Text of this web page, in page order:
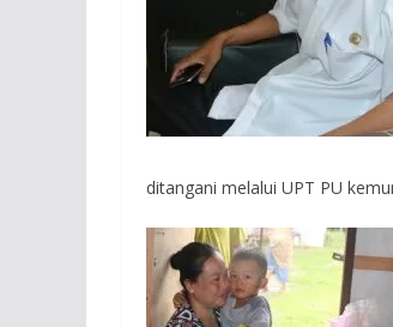
ditangani melalui UPT PU